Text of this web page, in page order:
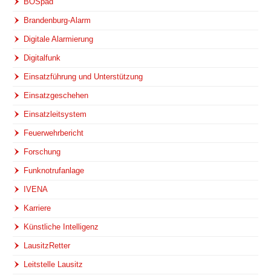
Brandenburg-Alarm
Digitale Alarmierung
Digitalfunk
Einsatzführung und Unterstützung
Einsatzgeschehen
Einsatzleitsystem
Feuerwehrbericht
Forschung
Funknotrufanlage
IVENA
Karriere
Künstliche Intelligenz
LausitzRetter
Leitstelle Lausitz